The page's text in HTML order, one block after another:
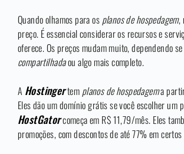
Quando olhamos para os planos de hospedagem,
preço. É essencial considerar os recursos e
oferece. Os preços mudam muito, dependendo
compartilhadaou algo mais completo.
A Hostingertem planos de hospedagema
Eles dão um domínio grátis se você escolher um
HostGatorcomeça em R$ 11,79/mês. Eles
promoções, com descontos de até 77% em